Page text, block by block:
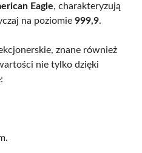
Eagle, charakteryzują
na poziomie 999,9.
znane również
nie tylko dzięki